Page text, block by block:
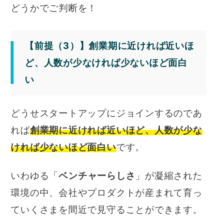
どうかでご判断を！
【前提（3）】創業期に近ければ近いほ
ど、人数が少なければ少ないほど面白
い
どうせスタートアップにジョインするのであ
れば創業期に近ければ近いほど、人数が少な
ければ少ないほど面白いです。
いわゆる「ベンチャーらしさ 」が凝縮された
環境の中、会社やプロダクトが産まれて育っ
ていくさまを間近で見守ることができます。